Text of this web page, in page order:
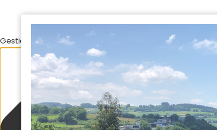
Gestionar el consentimiento de las cookies